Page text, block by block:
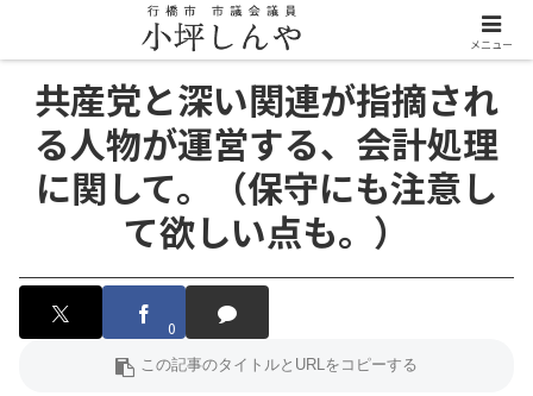
共産党と深い関連が指摘され
る人物が運営する、会計処理
に関して。（保守にも注意し
て欲しい点も。）
0
メニュー